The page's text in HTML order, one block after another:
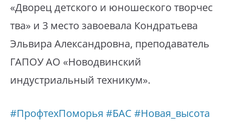
«Дворец детского и юношеского творчес
тва» и 3 место завоевала Кондратьева
Эльвира Александровна, преподаватель
ГАПОУ АО «Новодвинский
индустриальный техникум».
#ПрофтехПоморья #БАС #Новая_высота